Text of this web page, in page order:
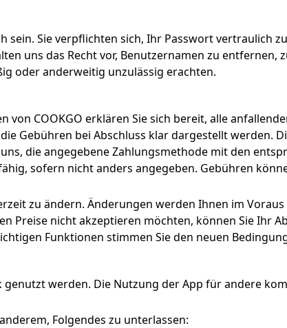
sein. Sie verpflichten sich, Ihr Passwort vertraulich
uns das Recht vor, Benutzernamen zu
oder anderweitig unzulässig erachten.
COOKGO erklären Sie sich bereit, alle
Gebühren bei Abschluss klar dargestellt werden.
die angegebene Zahlungsmethode mit den
sofern nicht anders angegeben. Gebühren
zu ändern. Änderungen werden Ihnen im
Preise nicht akzeptieren möchten, können Sie Ihr
Funktionen stimmen Sie den neuen
werden. Die Nutzung der App für andere
Folgendes zu unterlassen: